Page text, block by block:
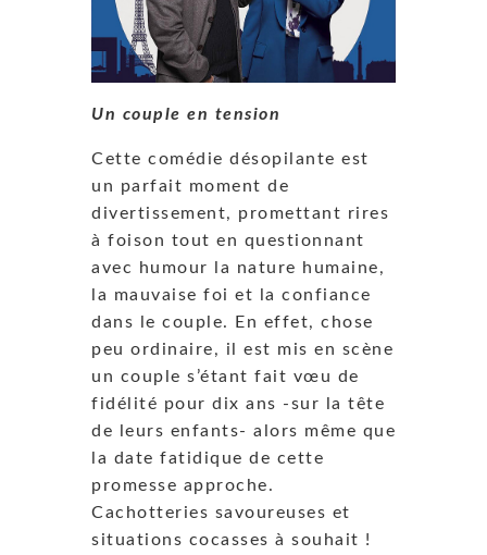
Un couple en tension
Cette comédie désopilante est
un parfait moment de
divertissement, promettant rires
à foison tout en questionnant
avec humour la nature humaine,
la mauvaise foi et la confiance
dans le couple. En effet, chose
peu ordinaire, il est mis en scène
un couple s’étant fait vœu de
fidélité pour dix ans -sur la tête
de leurs enfants- alors même que
la date fatidique de cette
promesse approche.
Cachotteries savoureuses et
situations cocasses à souhait !